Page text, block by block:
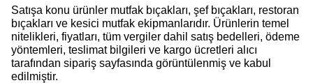
Satışa konu ürünler mutfak bıçakları, şef bıçakları, restoran
bıçakları ve kesici mutfak ekipmanlarıdır. Ürünlerin temel
nitelikleri, fiyatları, tüm vergiler dahil satış bedelleri, ödeme
yöntemleri, teslimat bilgileri ve kargo ücretleri alıcı
tarafından sipariş sayfasında görüntülenmiş ve kabul
edilmiştir.